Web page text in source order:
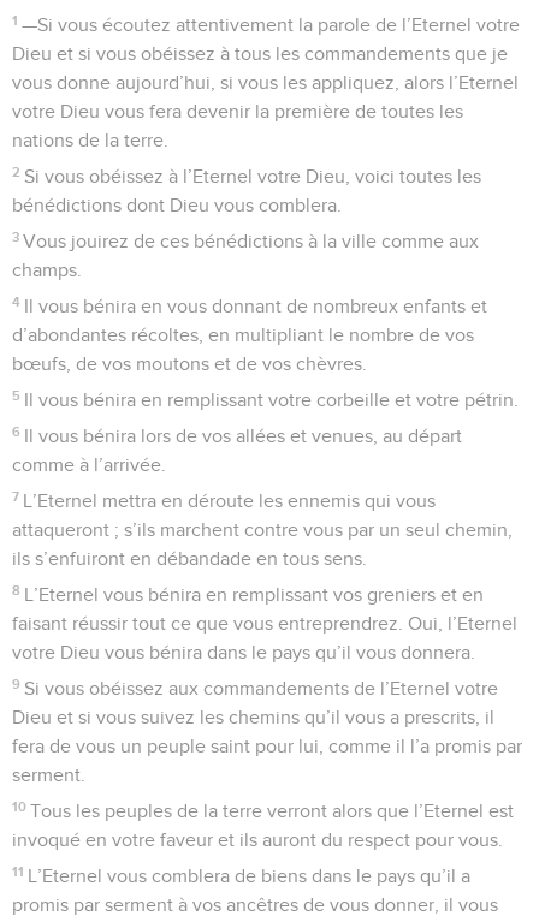
1 —Si vous écoutez attentivement la parole de l’Eternel votre
Dieu et si vous obéissez à tous les commandements que je
vous donne aujourd’hui, si vous les appliquez, alors l’Eternel
votre Dieu vous fera devenir la première de toutes les
nations de la terre.
2 Si vous obéissez à l’Eternel votre Dieu, voici toutes les
bénédictions dont Dieu vous comblera.
3 Vous jouirez de ces bénédictions à la ville comme aux
champs.
4 Il vous bénira en vous donnant de nombreux enfants et
d’abondantes récoltes, en multipliant le nombre de vos
bœufs, de vos moutons et de vos chèvres.
5 Il vous bénira en remplissant votre corbeille et votre pétrin.
6 Il vous bénira lors de vos allées et venues, au départ
comme à l’arrivée.
7 L’Eternel mettra en déroute les ennemis qui vous
attaqueront ; s’ils marchent contre vous par un seul chemin,
ils s’enfuiront en débandade en tous sens.
8 L’Eternel vous bénira en remplissant vos greniers et en
faisant réussir tout ce que vous entreprendrez. Oui, l’Eternel
votre Dieu vous bénira dans le pays qu’il vous donnera.
9 Si vous obéissez aux commandements de l’Eternel votre
Dieu et si vous suivez les chemins qu’il vous a prescrits, il
fera de vous un peuple saint pour lui, comme il l’a promis par
serment.
10 Tous les peuples de la terre verront alors que l’Eternel est
invoqué en votre faveur et ils auront du respect pour vous.
11 L’Eternel vous comblera de biens dans le pays qu’il a
promis par serment à vos ancêtres de vous donner, il vous